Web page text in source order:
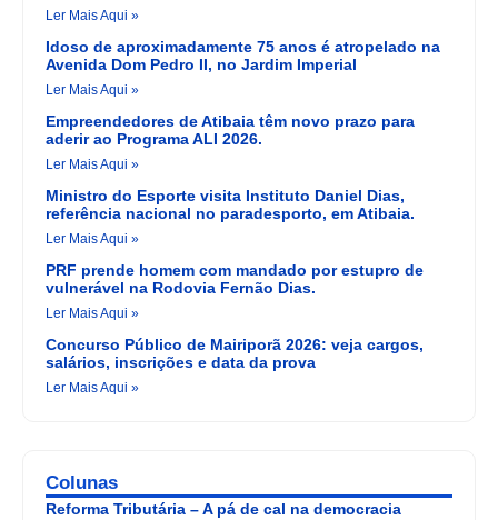
Ler Mais Aqui »
Idoso de aproximadamente 75 anos é atropelado na
Avenida Dom Pedro II, no Jardim Imperial
Ler Mais Aqui »
Empreendedores de Atibaia têm novo prazo para
aderir ao Programa ALI 2026.
Ler Mais Aqui »
Ministro do Esporte visita Instituto Daniel Dias,
referência nacional no paradesporto, em Atibaia.
Ler Mais Aqui »
PRF prende homem com mandado por estupro de
vulnerável na Rodovia Fernão Dias.
Ler Mais Aqui »
Concurso Público de Mairiporã 2026: veja cargos,
salários, inscrições e data da prova
Ler Mais Aqui »
Colunas
Reforma Tributária – A pá de cal na democracia